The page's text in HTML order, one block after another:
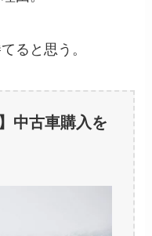
ると思う。
中古車購入を